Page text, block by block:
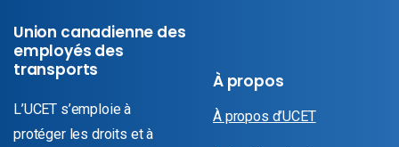
Union canadienne des
employés des
transports
L’UCET s’emploie à
protéger les droits et à
À propos
À propos d’UCET